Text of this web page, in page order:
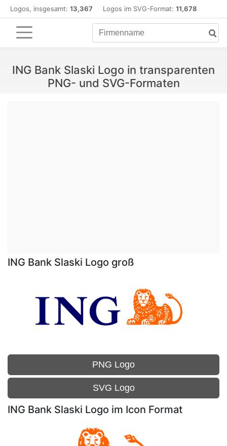
Logos, insgesamt: 13,367 Logos im SVG-Format: 11,678
ING Bank Slaski Logo in transparenten
PNG- und SVG-Formaten
ING Bank Slaski Logo groß
PNG Logo
SVG Logo
ING Bank Slaski Logo im Icon Format